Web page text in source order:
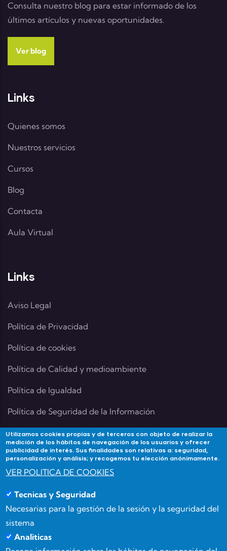
Consulta nuestro blog para estar informado de los
últimos artículos y nuevas oportunidades.
Ver blog
Links
Quienes somos
Nuestros servicios
Cursos
Blog
Contacta
Aula Virtual
Links
Aviso Legal
Política de Privacidad
Política de cookies
Política de Calidad y medioambiente
Política de Igualdad
Política de Seguridad de la Información
Contacta
Forma3Almeria en:
Utilizamos cookies propias y de terceros con objeto de realizar la
medición de los hábitos de navegación de los usuarios y ofrecer
publicidad de interés. Sus finalidades son relativas a: seguridad,
personalización y análisis; y recogemos tu elección anónimamente.
VER POLITICA DE COOKIES
Tecnicas y Seguridad
Necesarias para la gestión de la sesión y la seguridad del
sistema
Analiticas